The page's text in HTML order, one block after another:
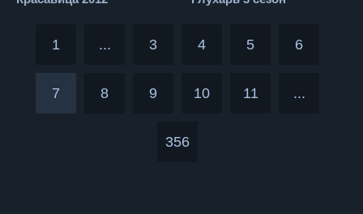
1 ... 3 4 5 6
7 8 9 10 11 ...
356